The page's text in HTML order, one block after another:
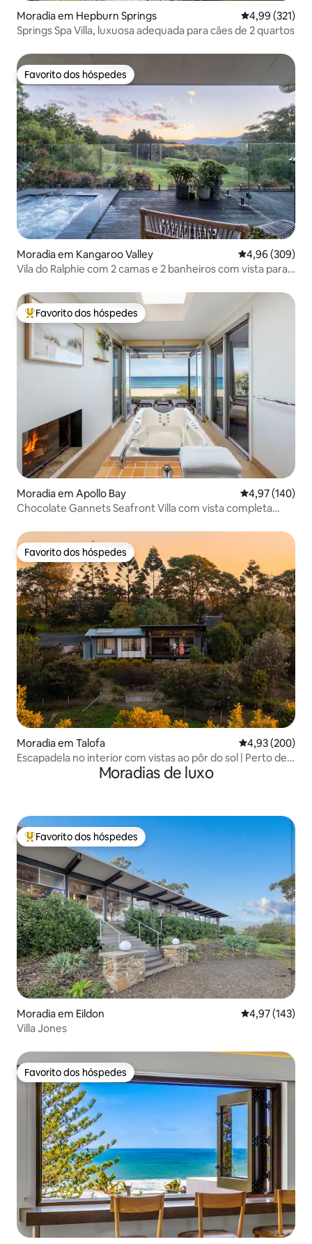
Moradia em Hepburn Springs Classificação
4,99 (321)
Springs Spa Villa, luxuosa adequada para cães de 2 quartos
Favorito dos hóspedes
Favorito dos hóspedes
Moradia em Kangaroo Valley Classificação
4,96 (309)
Vila do Ralphie com 2 camas e 2 banheiros com vista para
Favoritos dos hóspedes mais apreciados
Favorito dos hóspedes
Moradia em Apollo Bay Classificação
4,97 (140)
Chocolate Gannets Seafront Villa com vista completa
cidade
Favorito dos hóspedes
Favorito dos hóspedes
Moradia em Talofa Classificação
4,93 (200)
Escapadela no interior com vistas ao pôr do sol | Perto de
Moradias de luxo
Favoritos dos hóspedes mais apreciados
Favorito dos hóspedes
Moradia em Eildon Classificação
4,97 (143)
Villa Jones
Favorito dos hóspedes
Favorito dos hóspedes